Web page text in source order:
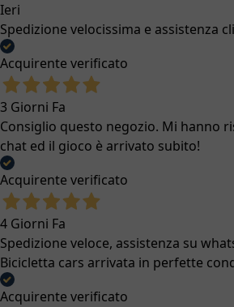
Ieri
Spedizione velocissima e assistenza
Acquirente verificato
3 Giorni Fa
Consiglio questo negozio. Mi hanno
chat ed il gioco è arrivato subito!
Acquirente verificato
4 Giorni Fa
Spedizione veloce, assistenza su
Bicicletta cars arrivata in perfette
Acquirente verificato